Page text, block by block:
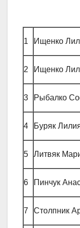
1 Ищенко
2 Ищенко
3 Рыбалко
4 Буряк
5 Литвяк
6 Пинчук
7 Столпник